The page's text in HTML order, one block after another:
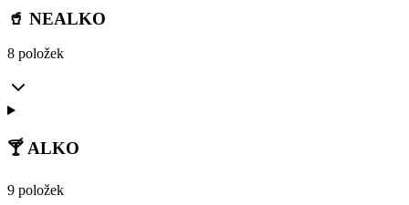
🥤 NEALKO
8 položek
🍸 ALKO
9 položek